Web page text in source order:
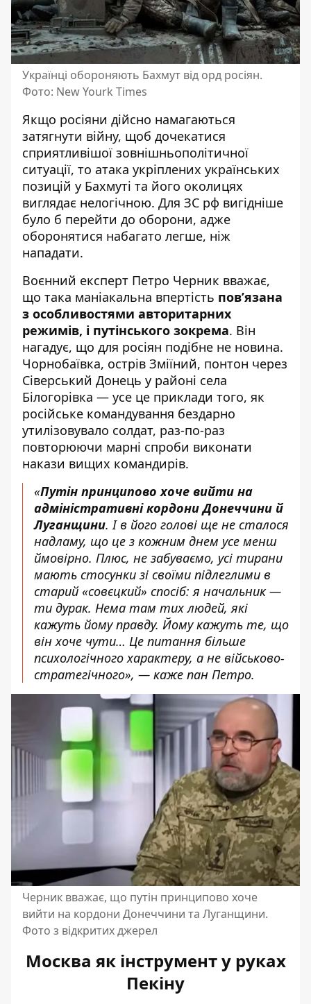
Українці обороняють Бахмут від орд росіян.
Фото: New Yourk Times
Якщо росіяни дійсно намагаються
затягнути війну, щоб дочекатися
сприятливішої зовнішньополітичної
ситуації, то атака укріплених українських
позицій у Бахмуті та його околицях
виглядає нелогічною. Для ЗС рф вигідніше
було б перейти до оборони, адже
оборонятися набагато легше, ніж
нападати.
Воєнний експерт Петро Черник вважає,
що така маніакальна впертість пов’язана
з особливостями авторитарних
режимів, і путінського зокрема. Він
нагадує, що для росіян подібне не новина.
Чорнобаївка, острів Зміїний, понтон через
Сіверський Донець у районі села
Білогорівка — усе це приклади того, як
російське командування бездарно
утилізовувало солдат, раз-по-раз
повторюючи марні спроби виконати
накази вищих командирів.
«Путін принципово хоче вийти на
адміністративні кордони Донеччини й
Луганщини. І в його голові ще не сталося
надламу, що це з кожним днем усе менш
ймовірно. Плюс, не забуваємо, усі тирани
мають стосунки зі своїми підлеглими в
старий «совєцкий» спосіб: я начальник —
ти дурак. Нема там тих людей, які
кажуть йому правду. Йому кажуть те, що
він хоче чути… Це питання більше
психологічного характеру, а не військово-
стратегічного», — каже пан Петро.
Черник вважає, що путін принципово хоче
вийти на кордони Донеччини та Луганщини.
Фото з відкритих джерел
Москва як інструмент у руках
Пекіну